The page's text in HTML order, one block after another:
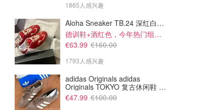
1865人感兴趣
Aloha Sneaker TB.24 深红白配色
德训鞋+酒红色，今年热门组合！
€63.99 €160.00
1793人感兴趣
adidas Originals adidas
Originals TOKYO 复古休闲鞋 深
棕色
€47.99 €100.00